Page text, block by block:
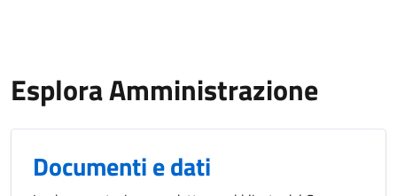
Esplora Amministrazione
Documenti e dati